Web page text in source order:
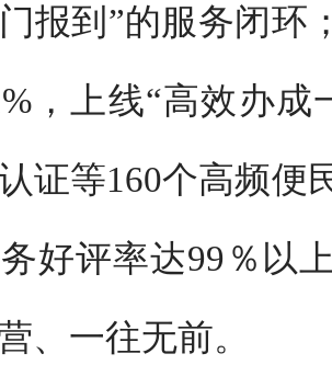
报到”的服务闭环
，上线“高效办成
证等160个高频便
好评率达99％
、一往无前。